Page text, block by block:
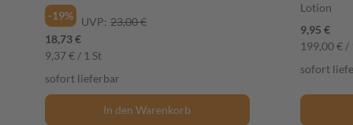
-19%
UVP: 23,00 €
18,73 €
9,37 € / 1 St
sofort lieferbar
In den Warenkorb
Lotion
9,95 €
199,00 € /
sofort